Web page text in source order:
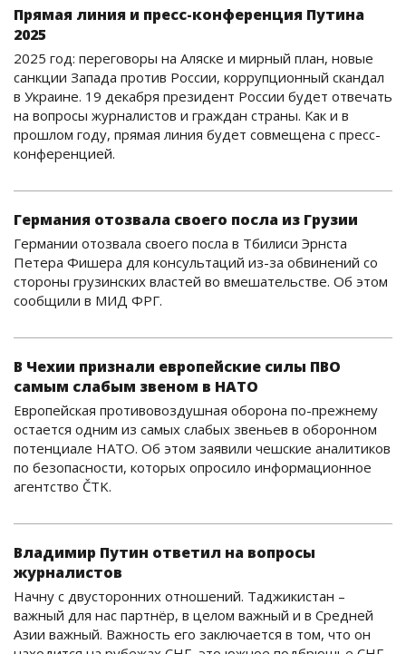
Прямая линия и пресс-конференция Путина
2025
2025 год: переговоры на Аляске и мирный план, новые
санкции Запада против России, коррупционный скандал
в Украине. 19 декабря президент России будет отвечать
на вопросы журналистов и граждан страны. Как и в
прошлом году, прямая линия будет совмещена с пресс-
конференцией.
Германия отозвала своего посла из Грузии
Германии отозвала своего посла в Тбилиси Эрнста
Петера Фишера для консультаций из-за обвинений со
стороны грузинских властей во вмешательстве. Об этом
сообщили в МИД ФРГ.
В Чехии признали европейские силы ПВО
самым слабым звеном в НАТО
Европейская противовоздушная оборона по-прежнему
остается одним из самых слабых звеньев в оборонном
потенциале НАТО. Об этом заявили чешские аналитиков
по безопасности, которых опросило информационное
агентство ČTK.
Владимир Путин ответил на вопросы
журналистов
Начну с двусторонних отношений. Таджикистан –
важный для нас партнёр, в целом важный и в Средней
Азии важный. Важность его заключается в том, что он